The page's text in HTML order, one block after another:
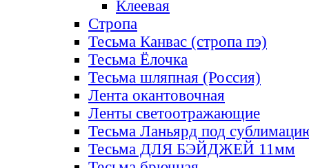
Клеевая
Стропа
Тесьма Канвас (стропа пэ)
Тесьма Ёлочка
Тесьма шляпная (Россия)
Лента окантовочная
Ленты светоотражающие
Тесьма Ланьярд под
Тесьма ДЛЯ БЭЙДЖЕЙ 11мм